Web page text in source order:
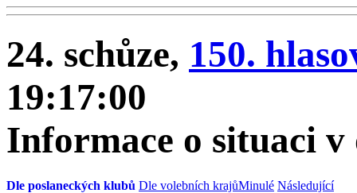
24. schůze, 150.
19:17:00
Informace o situaci
Dle poslaneckých klubů Dle volebních krajůMinulé Následující